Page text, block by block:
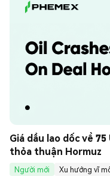
Giá dầu lao dốc về
thỏa thuận Hormuz
Người mới
Xu hướng vĩ